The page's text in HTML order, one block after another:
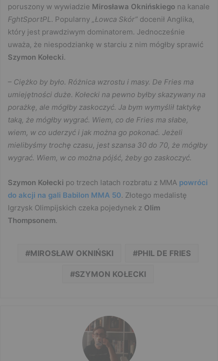
poruszony w wywiadzie Mirosława Oknińskiego na kanale
FghtSportPL. Popularny „Łowca Skór” docenił Anglika,
który jest prawdziwym dominatorem. Jednocześnie
uważa, że niespodziankę w starciu z nim mógłby sprawić
Szymon Kołecki.
– Ciężko by było. Różnica wzrostu i masy. De Fries ma
umiejętności duże. Kołecki na pewno byłby skazywany na
porażkę, ale mógłby zaskoczyć. Ja bym wymyślił taktykę
taką, że mógłby wygrać. Wiem, co de Fries ma słabe,
wiem, w co uderzyć i jak można go pokonać. Jeżeli
mielibyśmy trochę czasu, jest szansa 30 do 70, że mógłby
wygrać. Wiem, w co można pójść, żeby go zaskoczyć.
Szymon Kołecki po trzech latach rozbratu z MMA powróci
do akcji na gali Babilon MMA 50. Złotego medalistę
Igrzysk Olimpijskich czeka pojedynek z Olim
Thompsonem.
MIROSŁAW OKNIŃSKI PHIL DE FRIES
SZYMON KOŁECKI